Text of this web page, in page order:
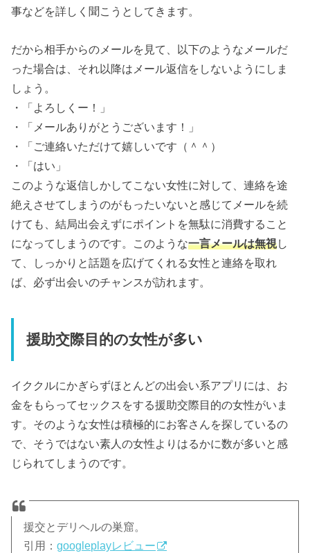
事などを詳しく聞こうとしてきます。
だから相手からのメールを見て、以下のようなメールだ
った場合は、それ以降はメール返信をしないようにしま
しょう。
・「よろしくー！」
・「メールありがとうございます！」
・「ご連絡いただけて嬉しいです（＾＾）
・「はい」
このような返信しかしてこない女性に対して、連絡を途
絶えさせてしまうのがもったいないと感じてメールを続
けても、結局出会えずにポイントを無駄に消費すること
になってしまうのです。このような一言メールは無視し
て、しっかりと話題を広げてくれる女性と連絡を取れ
ば、必ず出会いのチャンスが訪れます。
援助交際目的の女性が多い
イククルにかぎらずほとんどの出会い系アプリには、お
金をもらってセックスをする援助交際目的の女性がいま
す。そのような女性は積極的にお客さんを探しているの
で、そうではない素人の女性よりはるかに数が多いと感
じられてしまうのです。
援交とデリヘルの巣窟。
引用：googleplayレビュー